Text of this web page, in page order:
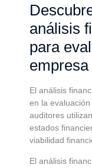
análisis
para
empresa
El análisis
en la
auditores
estados
viabilidad
El análisis